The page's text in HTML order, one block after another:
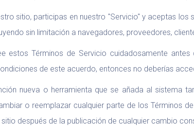
sitio, participas en nuestro "Servicio" y aceptas
sin limitación a navegadores, proveedores,
estos Términos de Servicio cuidadosamente
de este acuerdo, entonces no deberías
nueva o herramienta que se añada al sistema
o reemplazar cualquier parte de los Términos
después de la publicación de cualquier cambio